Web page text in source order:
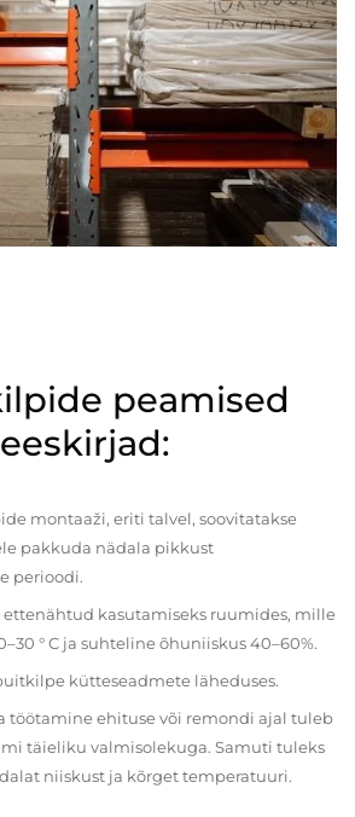
peamised
montaaži, eriti talvel, soovitatakse
pakkuda nädala pikkust
perioodi.
kasutamiseks ruumides, mille
° C ja suhteline õhuniiskus 40–60%.
kütteseadmete läheduses.
ehituse või remondi ajal tuleb
täieliku valmisolekuga. Samuti tuleks
niiskust ja kõrget temperatuuri.